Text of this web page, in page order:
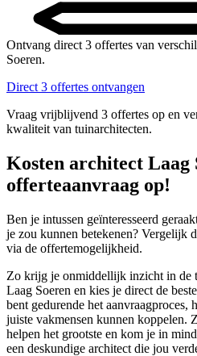
Ontvang direct 3 offertes van
Soeren.
Direct 3 offertes ontvangen
Vraag vrijblijvend 3 offertes op en
kwaliteit van tuinarchitecten.
Kosten architect Laag
offerteaanvraag op!
Ben je intussen geïnteresseerd
je zou kunnen betekenen? Vergelijk
via de offertemogelijkheid.
Zo krijg je onmiddellijk inzicht in de
Laag Soeren en kies je direct de
bent gedurende het aanvraagproces,
juiste vakmensen kunnen koppelen.
helpen het grootste en kom je in
een deskundige architect die jou